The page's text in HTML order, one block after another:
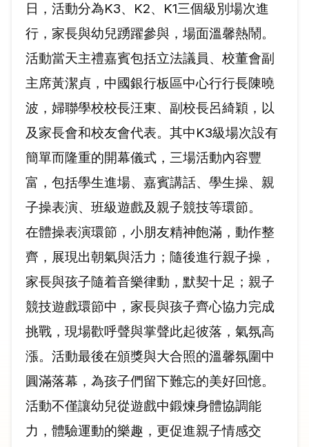
日，活動分為K3、K2、K1三個級別場次進
行，家長與幼兒踴躍參與，場面溫馨熱鬧。
活動當天主禮嘉賓包括立法議員、校董會副
主席黃潔貞，中國銀行板區中心行行長陳曉
波，婦聯學校校長汪東、副校長呂綺穎，以
及家長會和校友會代表。其中K3級場次設有
簡單而隆重的開幕儀式，三場活動內容豐
富，包括學生進場、嘉賓講話、學生操、親
子操表演、班級遊戲及親子競技等環節。
在體操表演環節，小朋友精神飽滿，動作整
齊，展現出朝氣與活力；隨後進行親子操，
家長與孩子隨着音樂律動，默契十足；親子
競技遊戲環節中，家長與孩子齊心協力完成
挑戰，現場歡呼聲與掌聲此起彼落，氣氛高
漲。活動最後在頒獎與大合照的溫馨氛圍中
圓滿落幕，為孩子們留下難忘的美好回憶。
活動不僅讓幼兒從遊戲中鍛煉身體協調能
力，體驗運動的樂趣，更促進親子情感交